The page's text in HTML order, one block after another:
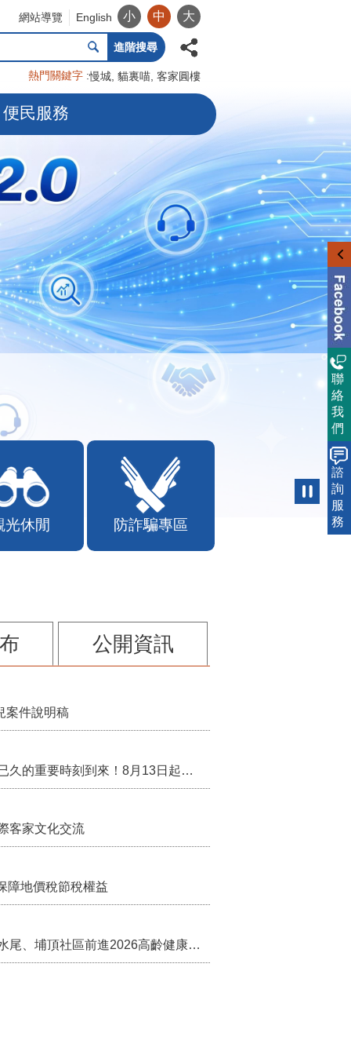
網站導覽 English 小 中 大
進階搜尋
熱門關鍵字 慢城 貓裏喵 客家圓樓
便民服務
光休閒 防詐騙專區
公開資訊
案件說明稿
客家文化交流
障地價稅節稅權益
苗栗農村綠色照顧成果登上全國舞台！ 後龍水尾、埔頂社區前進2026高齡健康產業博覽會
聯
絡
我
們
諮
詢
服
務